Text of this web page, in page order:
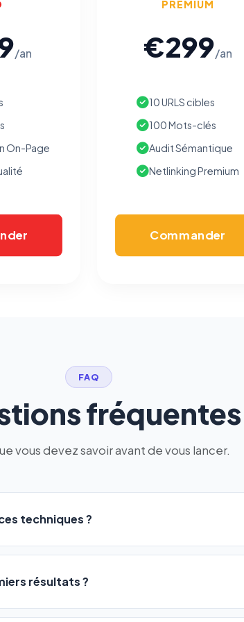
/an
On-Page
PREMIUM
€299/an
10 URLS cibles
100 Mots-clés
Audit Sémantique
Netlinking Premium
Commander
FAQ
fréquentes
vous devez savoir avant de vous lancer.
techniques ?
pour être accessible àtous les profils:
Pas de code, pas de configuration complexe —
activité, et le logiciel gère tout en automatique
résultats ?
une amélioration de leur positionnement en4